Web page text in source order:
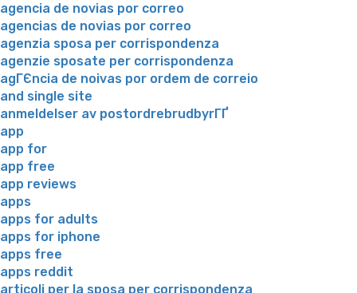
agencia de novias por correo
agencias de novias por correo
agenzia sposa per corrispondenza
agenzie sposate per corrispondenza
agГЄncia de noivas por ordem de correio
and single site
anmeldelser av postordrebrudbyrГҐ
app
app for
app free
app reviews
apps
apps for adults
apps for iphone
apps free
apps reddit
articoli per la sposa per corrispondenza